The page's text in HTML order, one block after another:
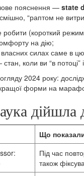
пояснення —state
“раптом не
робити (короткий
на дію;
силах саме в
коли ви “в потоці”
2024 року:
форми на
дійшла
Що
Під час
також